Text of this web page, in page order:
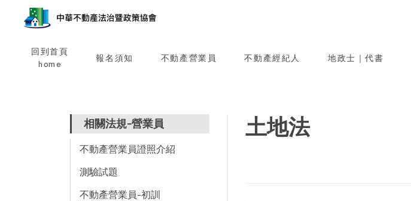
回到首頁
home
報名須知 不動產營業員 不動產經紀人 地政士｜代書
相關法規-營業員
不動產營業員證照介紹
測驗試題
不動產營業員-初訓
土地法